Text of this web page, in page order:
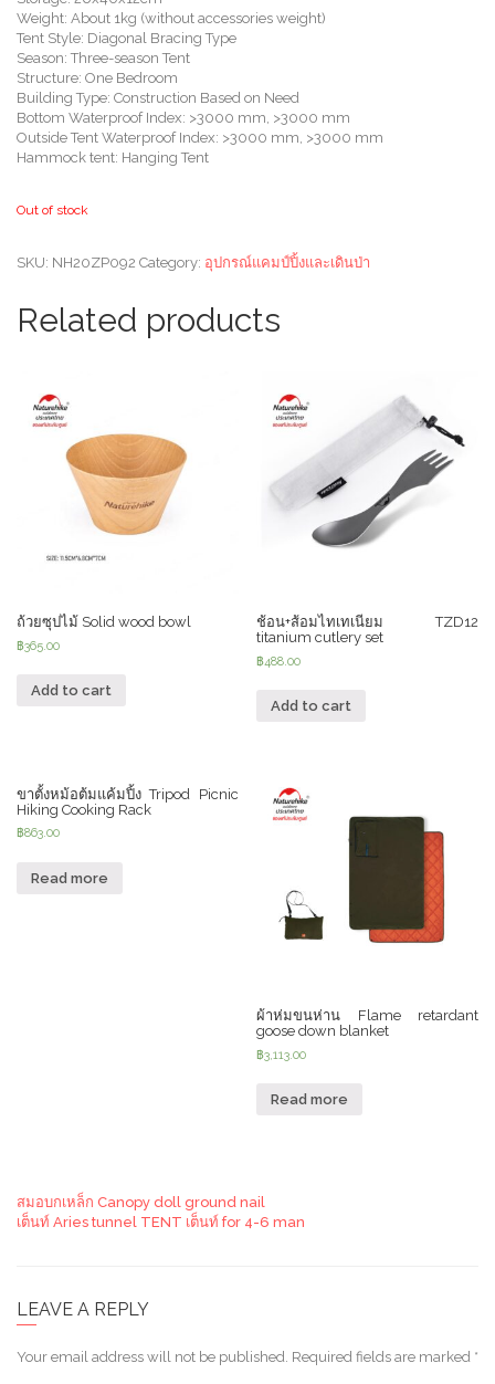
Weight: About 1kg (without accessories weight)
Tent Style: Diagonal Bracing Type
Season: Three-season Tent
Structure: One Bedroom
Building Type: Construction Based on Need
Bottom Waterproof Index: >3000 mm, >3000 mm
Outside Tent Waterproof Index: >3000 mm, >3000 mm
Hammock tent: Hanging Tent
Out of stock
SKU: NH20ZP092 Category: อุปกรณ์แคมป์ปิ้งและเดินป่า
Related products
ถ้วยซุปไม้ Solid wood bowl
฿365.00
Add to cart
ช้อน+ส้อมไทเทเนียม TZD12
titanium cutlery set
฿488.00
Add to cart
ขาตั้งหม้อต้มแค้มปิ้ง Tripod Picnic
Hiking Cooking Rack
฿863.00
Read more
ผ้าห่มขนห่าน Flame retardant
goose down blanket
฿3,113.00
Read more
สมอบกเหล็ก Canopy doll ground nail
เต็นท์ Aries tunnel TENT เต็นท์ for 4-6 man
LEAVE A REPLY
Your email address will not be published. Required fields are marked *